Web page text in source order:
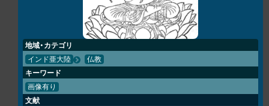
地域・カテゴリ
インド亜大陸 仏教
キーワード
画像有り
文献